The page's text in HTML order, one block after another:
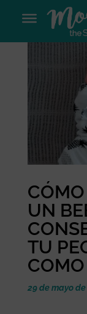
UN
TU
29 de mayo de